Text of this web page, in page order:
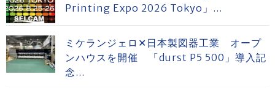
Printing Expo 2026 Tokyo」...
ミケランジェロ✕日本製図器工業 オープ
ンハウスを開催 「durst P5 500」導入記
念...